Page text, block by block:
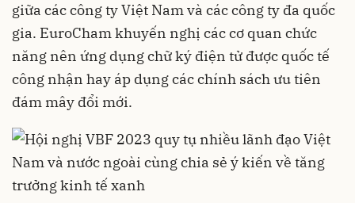
giữa các công ty Việt Nam và các công ty đa quốc
gia. EuroCham khuyến nghị các cơ quan chức
năng nên ứng dụng chữ ký điện tử được quốc tế
công nhận hay áp dụng các chính sách ưu tiên
đám mây đổi mới.